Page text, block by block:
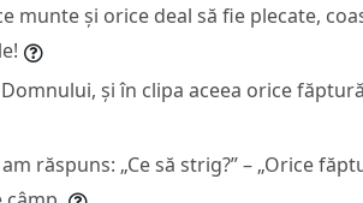
munte și orice deal să fie plecate,
și în clipa aceea orice
răspuns: „Ce să strig?” – „Orice